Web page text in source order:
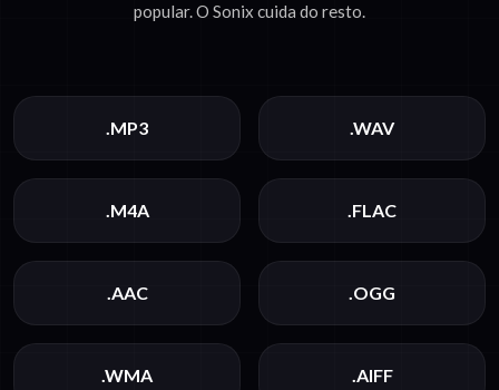
popular. O Sonix cuida do resto.
.MP3 .WAV
.M4A .FLAC
.AAC .OGG
.WMA .AIFF